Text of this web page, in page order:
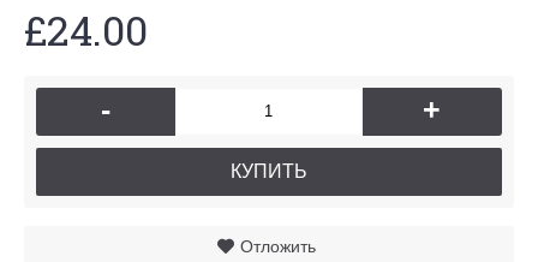
£24.00
- +
КУПИТЬ
Отложить